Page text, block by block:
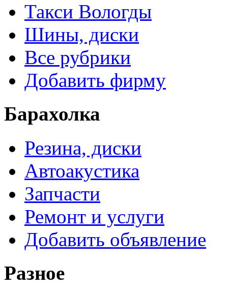
Такси Вологды
Шины, диски
Все рубрики
Добавить фирму
Барахолка
Резина, диски
Автоакустика
Запчасти
Ремонт и услуги
Добавить объявление
Разное